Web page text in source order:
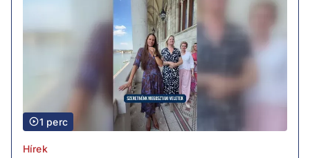
1 perc
Hírek